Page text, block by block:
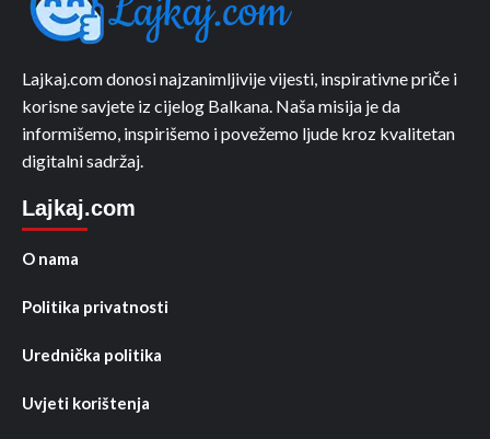
Lajkaj.com donosi najzanimljivije vijesti, inspirativne priče i
korisne savjete iz cijelog Balkana. Naša misija je da
informišemo, inspirišemo i povežemo ljude kroz kvalitetan
digitalni sadržaj.
Lajkaj.com
O nama
Politika privatnosti
Urednička politika
Uvjeti korištenja